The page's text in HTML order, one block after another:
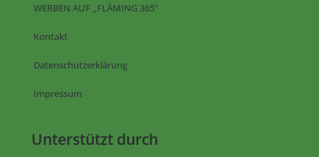
WERBEN AUF „FLÄMING 365“
Kontakt
Datenschutzerklärung
Impressum
Unterstützt durch